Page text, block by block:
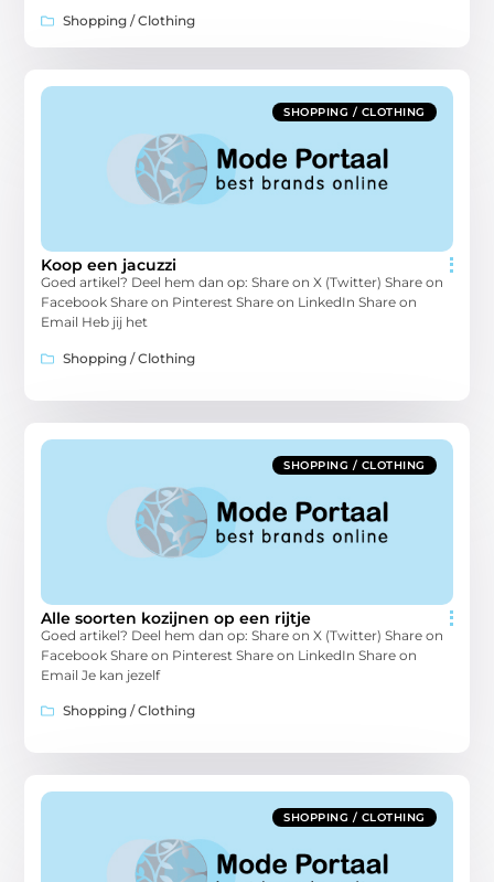
Shopping / Clothing
SHOPPING / CLOTHING
Koop een jacuzzi
Goed artikel? Deel hem dan op: Share on X (Twitter) Share on
Facebook Share on Pinterest Share on LinkedIn Share on
Email Heb jij het
Shopping / Clothing
SHOPPING / CLOTHING
Alle soorten kozijnen op een rijtje
Goed artikel? Deel hem dan op: Share on X (Twitter) Share on
Facebook Share on Pinterest Share on LinkedIn Share on
Email Je kan jezelf
Shopping / Clothing
SHOPPING / CLOTHING